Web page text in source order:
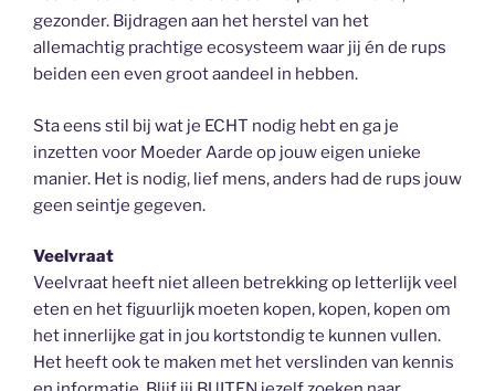
gezonder. Bijdragen aan het herstel van het
allemachtig prachtige ecosysteem waar jij én de rups
beiden een even groot aandeel in hebben.
Sta eens stil bij wat je ECHT nodig hebt en ga je
inzetten voor Moeder Aarde op jouw eigen unieke
manier. Het is nodig, lief mens, anders had de rups jouw
geen seintje gegeven.
Veelvraat
Veelvraat heeft niet alleen betrekking op letterlijk veel
eten en het figuurlijk moeten kopen, kopen, kopen om
het innerlijke gat in jou kortstondig te kunnen vullen.
Het heeft ook te maken met het verslinden van kennis